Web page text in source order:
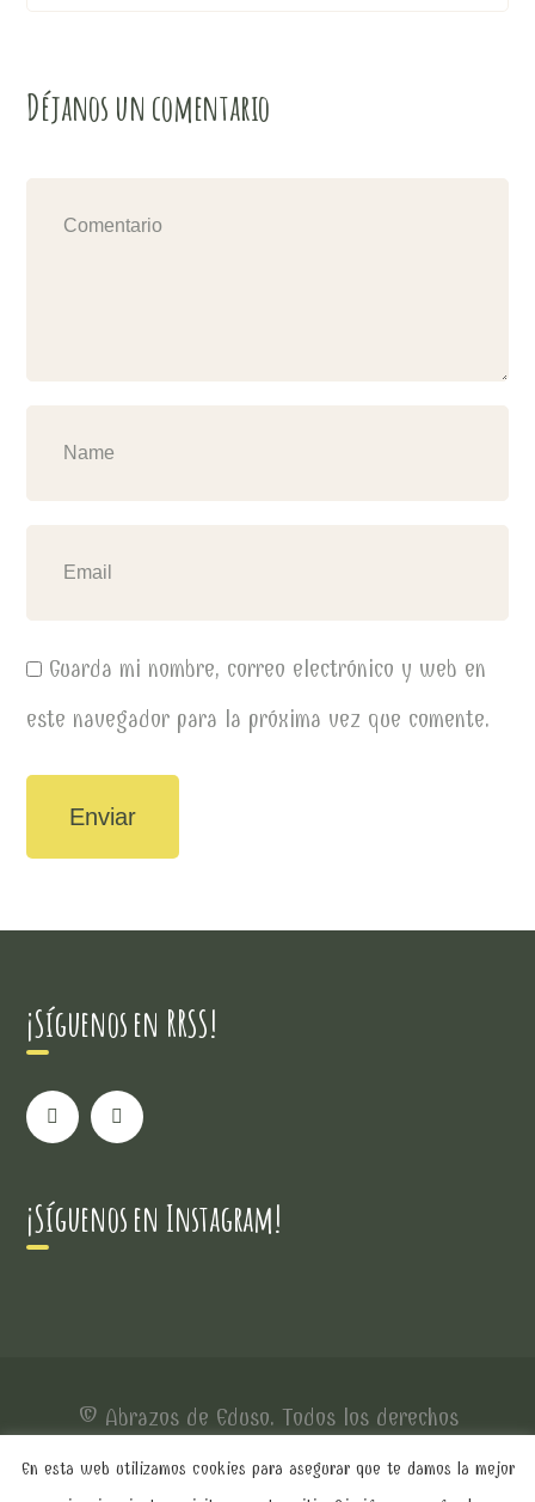
Déjanos un comentario
Guarda mi nombre, correo electrónico y web en
este navegador para la próxima vez que comente.
¡Síguenos en RRSS!
¡Síguenos en Instagram!
© Abrazos de Eduso. Todos los derechos
reservados.
En esta web utilizamos cookies para asegurar que te damos la mejor